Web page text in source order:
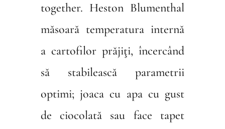
together. Heston Blumenthal
măsoară temperatura internă
a cartofilor prăjiţi, încercând
să stabilească parametrii
optimi; joaca cu apa cu gust
de ciocolată sau face tapet